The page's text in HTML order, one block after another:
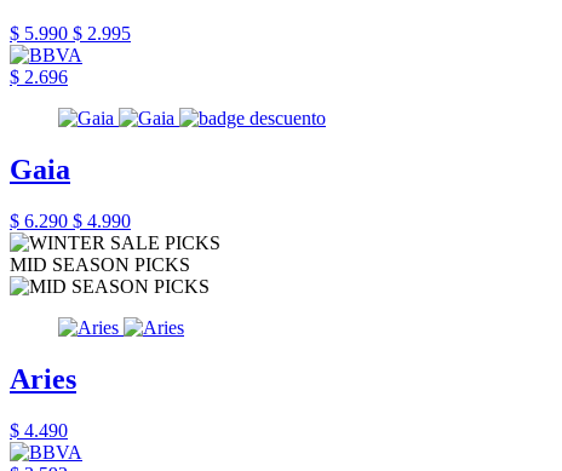
$ 5.990 $ 2.995
$ 2.696
Gaia
$ 6.290 $ 4.990
MID SEASON PICKS
Aries
$ 4.490